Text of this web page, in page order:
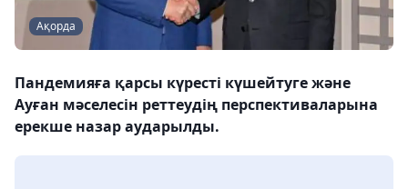
Ақорда
Пандемияға қарсы күресті күшейтуге және
Ауған мәселесін реттеудің перспективаларына
ерекше назар аударылды.